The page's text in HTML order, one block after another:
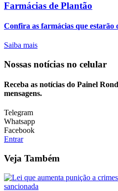
Farmácias de Plantão
Confira as farmácias que estarão
Saiba mais
Nossas notícias no celular
Receba as notícias do Painel
mensagens.
Telegram
Whatsapp
Facebook
Entrar
Veja Também